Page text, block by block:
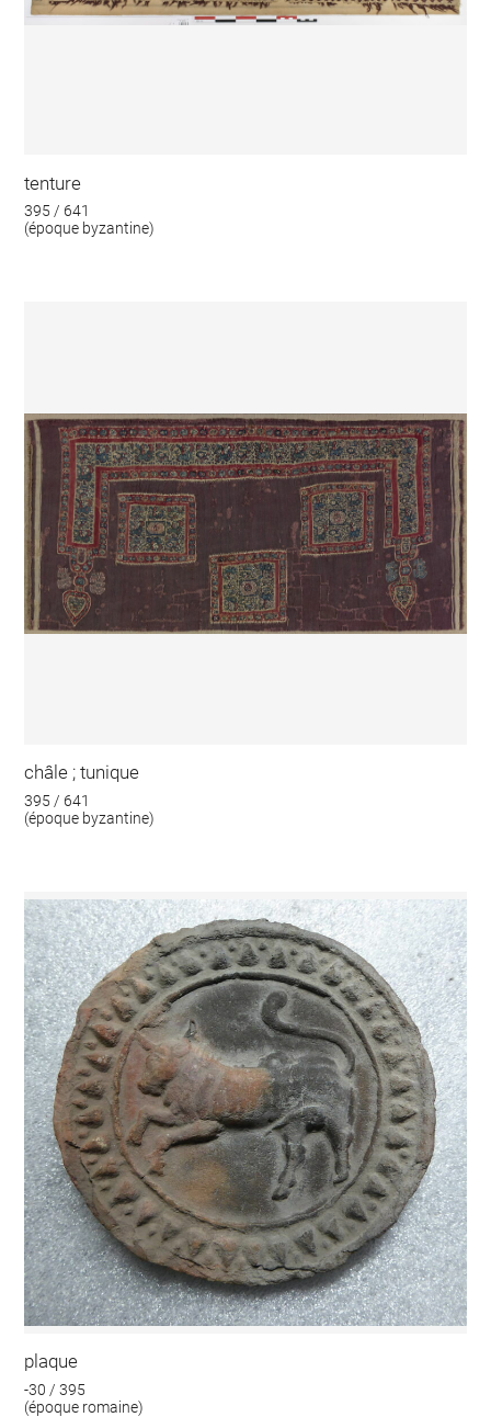
tenture
395 / 641
(époque byzantine)
châle ; tunique
395 / 641
(époque byzantine)
plaque
-30 / 395
(époque romaine)